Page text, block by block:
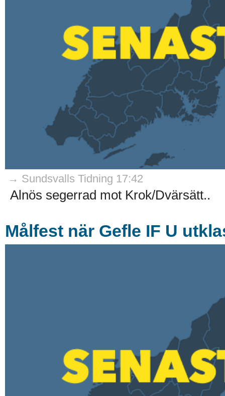
→ Sundsvalls Tidning 17:42
Alnös segerrad mot Krok/Dvärsätt..
Målfest när Gefle IF U